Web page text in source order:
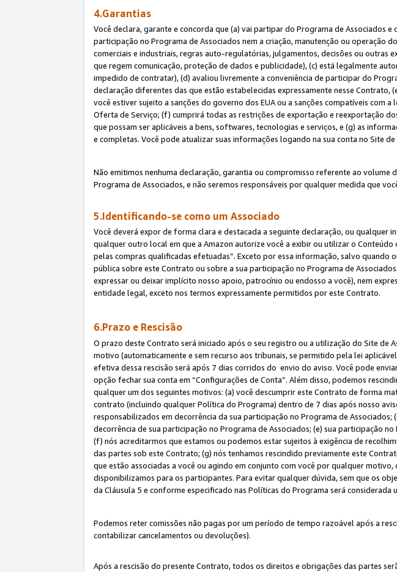
4.Garantias
Você declara, garante e concorda que (a) vai partipar do Programa de Associados
participação no Programa de Associados nem a criação, manutenção ou operação
comerciais e industriais, regras auto-regulatórias, julgamentos, decisões ou outras
que regem comunicação, proteção de dados e publicidade), (c) está legalmente
impedido de contratar), (d) avaliou livremente a conveniência de participar do
declaração diferentes das que estão estabelecidas expressamente nesse
você estiver sujeito a sanções do governo dos EUA ou a sanções compatíveis
Oferta de Serviço; (f) cumprirá todas as restrições de exportação e reexportação
que possam ser aplicáveis a bens, softwares, tecnologias e serviços, e (g) as
e completas. Você pode atualizar suas informações logando na sua conta no Site
Não emitimos nenhuma declaração, garantia ou compromisso referente ao
Programa de Associados, e não seremos responsáveis por qualquer medida que
5.Identificando-se como um Associado
Você deverá expor de forma clara e destacada a seguinte declaração, ou
qualquer outro local em que a Amazon autorize você a exibir ou utilizar o
pelas compras qualificadas efetuadas”. Exceto por essa informação, salvo quando
pública sobre este Contrato ou sobre a sua participação no Programa de
expressar ou deixar implícito nosso apoio, patrocínio ou endosso a você), nem
entidade legal, exceto nos termos expressamente permitidos por este Contrato.
6.Prazo e Rescisão
O prazo deste Contrato será iniciado após o seu registro ou a utilização do Site de
motivo (automaticamente e sem recurso aos tribunais, se permitido pela lei
efetiva dessa rescisão será após 7 dias corridos do envio do aviso. Você pode
opção fechar sua conta em “Configurações de Conta”. Além disso, podemos
qualquer um dos seguintes motivos: (a) você descumprir este Contrato de forma
contrato (incluindo qualquer Política do Programa) dentro de 7 dias após nosso
responsabilizados em decorrência da sua participação no Programa de
decorrência de sua participação no Programa de Associados; (e) sua participação
(f) nós acreditarmos que estamos ou podemos estar sujeitos à exigência de
das partes sob este Contrato; (g) nós tenhamos rescindido previamente este
que estão associadas a você ou agindo em conjunto com você por qualquer
disponibilizamos para os participantes. Para evitar qualquer dúvida, sem que os
da Cláusula 5 e conforme especificado nas Políticas do Programa será
Podemos reter comissões não pagas por um período de tempo razoável após a
contabilizar cancelamentos ou devoluções).
Após a rescisão do presente Contrato, todos os direitos e obrigações das partes